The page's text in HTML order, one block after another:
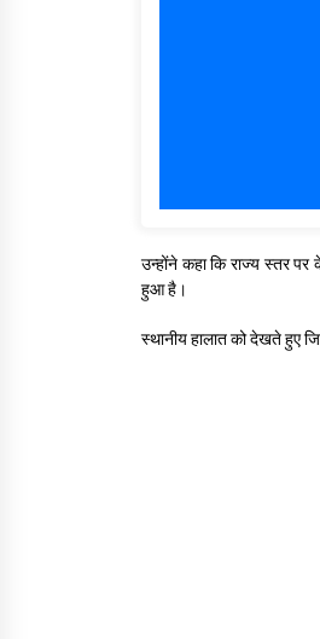
उन्होंने कहा कि राज्य स्तर
हुआ है।
स्थानीय हालात को देखते हुए